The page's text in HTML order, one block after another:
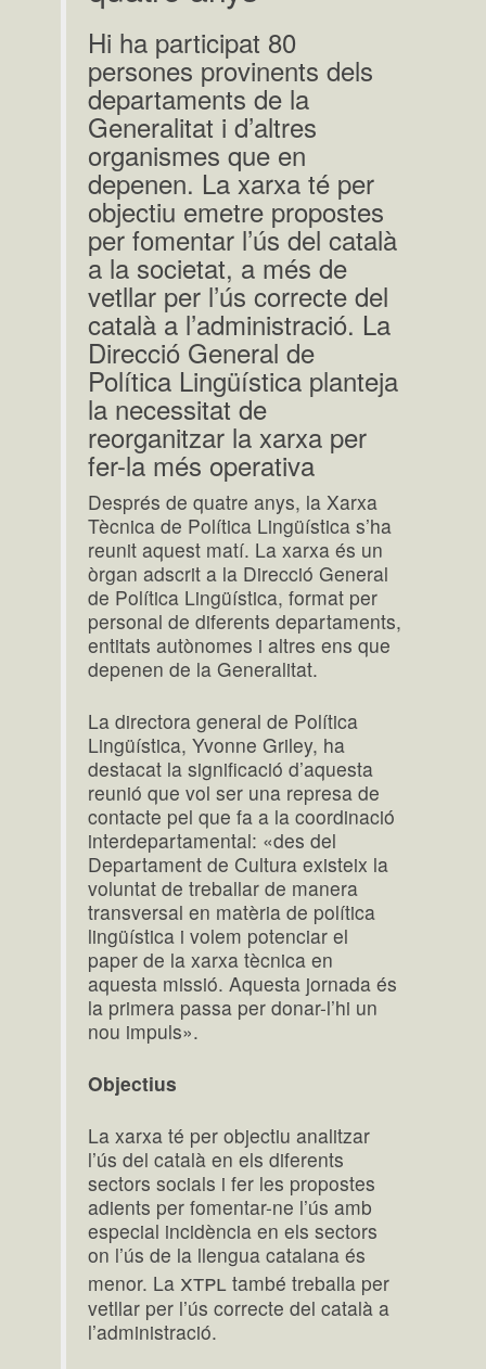
Hi ha participat 80
persones provinents dels
departaments de la
Generalitat i d’altres
organismes que en
depenen. La xarxa té per
objectiu emetre propostes
per fomentar l’ús del català
a la societat, a més de
vetllar per l’ús correcte del
català a l’administració. La
Direcció General de
Política Lingüística planteja
la necessitat de
reorganitzar la xarxa per
fer-la més operativa
Després de quatre anys, la Xarxa
Tècnica de Política Lingüística s’ha
reunit aquest matí. La xarxa és un
òrgan adscrit a la Direcció General
de Política Lingüística, format per
personal de diferents departaments,
entitats autònomes i altres ens que
depenen de la Generalitat.
La directora general de Política
Lingüística, Yvonne Griley, ha
destacat la significació d’aquesta
reunió que vol ser una represa de
contacte pel que fa a la coordinació
interdepartamental: «des del
Departament de Cultura existeix la
voluntat de treballar de manera
transversal en matèria de política
lingüística i volem potenciar el
paper de la xarxa tècnica en
aquesta missió. Aquesta jornada és
la primera passa per donar-l’hi un
nou impuls».
Objectius
La xarxa té per objectiu analitzar
l’ús del català en els diferents
sectors socials i fer les propostes
adients per fomentar-ne l’ús amb
especial incidència en els sectors
on l’ús de la llengua catalana és
menor. La xtpl també treballa per
vetllar per l’ús correcte del català a
l’administració.